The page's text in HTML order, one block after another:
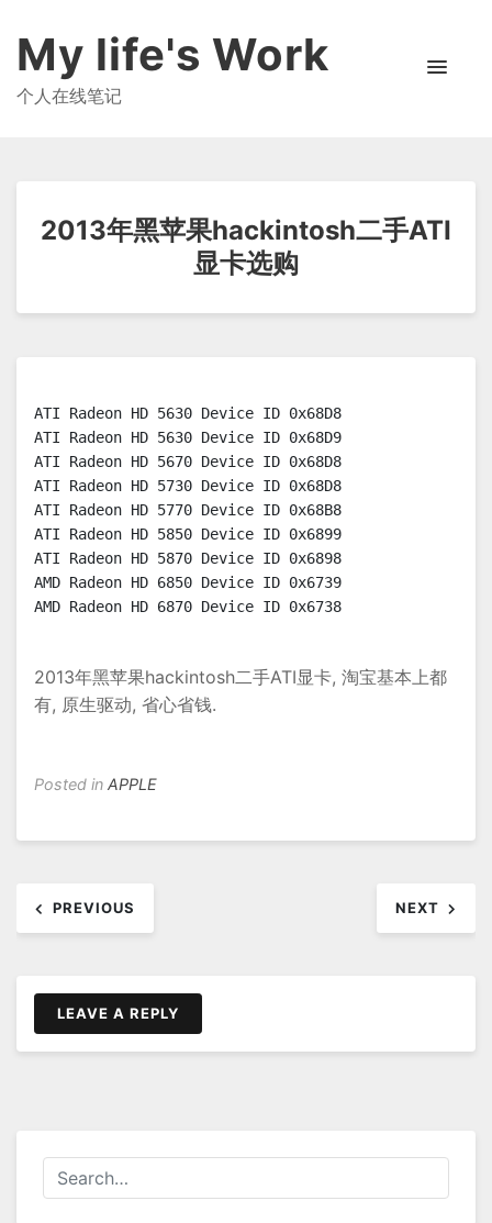
My life's Work
个人在线笔记
2013年黑苹果hackintosh二手ATI
显卡选购
ATI Radeon HD 5630 Device ID 0x68D8
ATI Radeon HD 5630 Device ID 0x68D9
ATI Radeon HD 5670 Device ID 0x68D8
ATI Radeon HD 5730 Device ID 0x68D8
ATI Radeon HD 5770 Device ID 0x68B8
ATI Radeon HD 5850 Device ID 0x6899
ATI Radeon HD 5870 Device ID 0x6898
AMD Radeon HD 6850 Device ID 0x6739
AMD Radeon HD 6870 Device ID 0x6738
2013年黑苹果hackintosh二手ATI显卡, 淘宝基本上都
有, 原生驱动, 省心省钱.
Posted in APPLE
章
航
PREVIOUS NEXT
LEAVE A REPLY